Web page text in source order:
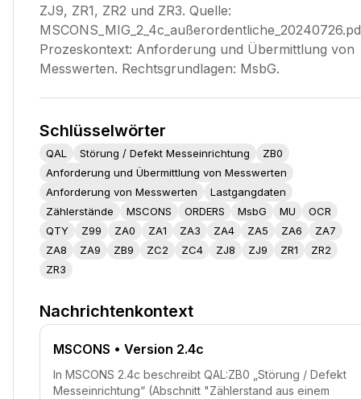
ZJ9, ZR1, ZR2 und ZR3. Quelle:
Prozeskontext: Anforderung und Übermittlung von
Messwerten. Rechtsgrundlagen: MsbG.
Schlüsselwörter
QAL Störung / Defekt Messeinrichtung
ZB0
Anforderung und Übermittlung von Messwerten
Anforderung von Messwerten
Lastgangdaten
Zählerstände
MSCONS ORDERS MsbG MU
OCR
QTY
Z99 ZA0 ZA1 ZA3 ZA4 ZA5 ZA6
ZA7
ZA8
ZA9 ZB9 ZC2 ZC4 ZJ8 ZJ9 ZR1
ZR2
ZR3
Nachrichtenkontext
MSCONS • Version 2.4c
In MSCONS 2.4c beschreibt QAL:ZB0 „Störung / Defekt
Messeinrichtung“ (Abschnitt "Zählerstand aus einem